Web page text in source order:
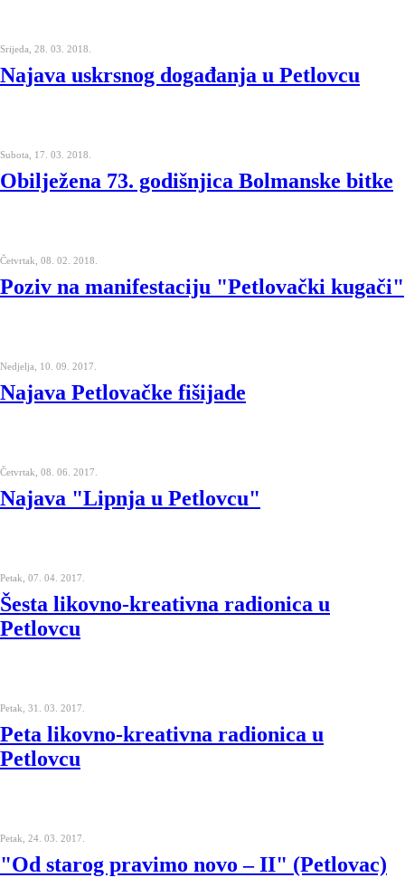
Srijeda, 28. 03. 2018.
Najava uskrsnog događanja u Petlovcu
Subota, 17. 03. 2018.
Obilježena 73. godišnjica Bolmanske bitke
Četvrtak, 08. 02. 2018.
Poziv na manifestaciju "Petlovački kugači"
Nedjelja, 10. 09. 2017.
Najava Petlovačke fišijade
Četvrtak, 08. 06. 2017.
Najava "Lipnja u Petlovcu"
Petak, 07. 04. 2017.
Šesta likovno-kreativna radionica u
Petlovcu
Petak, 31. 03. 2017.
Peta likovno-kreativna radionica u
Petlovcu
Petak, 24. 03. 2017.
"Od starog pravimo novo – II" (Petlovac)